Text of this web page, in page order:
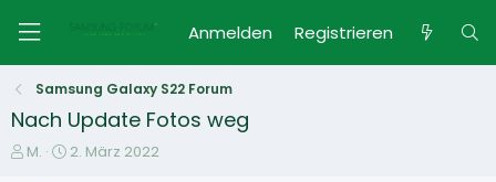
Anmelden Registrieren
Samsung Galaxy S22 Forum
Nach Update Fotos weg
E
M.
E
2. März 2022